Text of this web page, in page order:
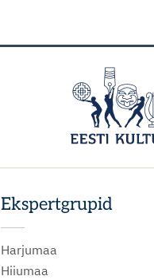
Ekspertgrupid
Harjumaa
Hiiumaa